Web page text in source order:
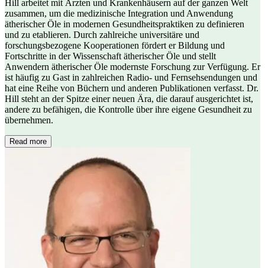
Hill arbeitet mit Ärzten und Krankenhäusern auf der ganzen Welt
zusammen, um die medizinische Integration und Anwendung
ätherischer Öle in modernen Gesundheitspraktiken zu definieren
und zu etablieren. Durch zahlreiche universitäre und
forschungsbezogene Kooperationen fördert er Bildung und
Fortschritte in der Wissenschaft ätherischer Öle und stellt
Anwendern ätherischer Öle modernste Forschung zur Verfügung. Er
ist häufig zu Gast in zahlreichen Radio- und Fernsehsendungen und
hat eine Reihe von Büchern und anderen Publikationen verfasst. Dr.
Hill steht an der Spitze einer neuen Ära, die darauf ausgerichtet ist,
andere zu befähigen, die Kontrolle über ihre eigene Gesundheit zu
übernehmen.
Read more